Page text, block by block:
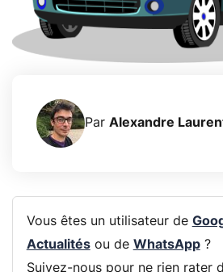
Par Alexandre
Vous êtes un utilisateur de
Actualitésou de WhatsApp?
Suivez-nous pour ne rien rater